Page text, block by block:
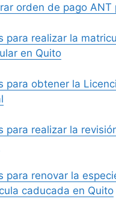
orden de pago ANT
para realizar la
en Quito
para obtener la
para realizar la
para renovar la
caducada en Quito